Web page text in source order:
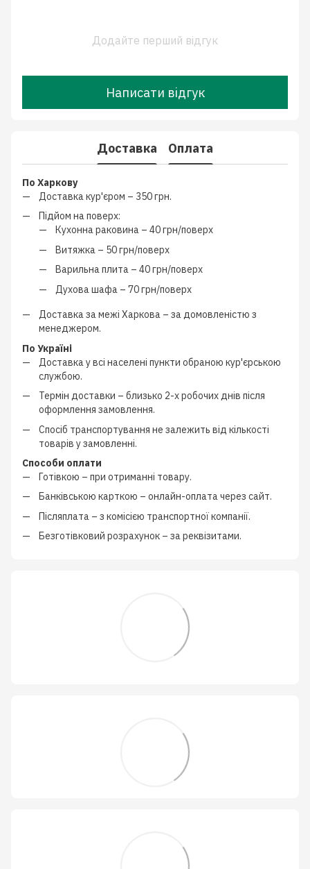
Додайте перший відгук
Написати відгук
Доставка Оплата
По Харкову
Доставка кур'єром – 350 грн.
Підйом на поверх:
Кухонна раковина – 40 грн/поверх
Витяжка – 50 грн/поверх
Варильна плита – 40 грн/поверх
Духова шафа – 70 грн/поверх
Доставка за межі Харкова – за домовленістю з
менеджером.
По Україні
Доставка у всі населені пункти обраною кур'єрською
службою.
Термін доставки – близько 2-х робочих днів після
оформлення замовлення.
Спосіб транспортування не залежить від кількості
товарів у замовленні.
Способи оплати
Готівкою – при отриманні товару.
Банківською карткою – онлайн-оплата через сайт.
Післяплата – з комісією транспортної компанії.
Безготівковий розрахунок – за реквізитами.